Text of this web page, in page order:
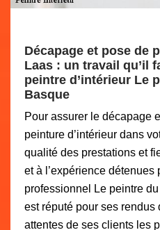
Décapage et pose de
Laas : un travail qu’il
peintre d’intérieur Le
Basque
Pour assurer le décapage
peinture d’intérieur dans
qualité des prestations et
et à l’expérience détenues
professionnel Le peintre
est réputé pour ses rendus
attentes de ses clients les